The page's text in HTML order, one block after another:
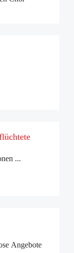
...
Angebote